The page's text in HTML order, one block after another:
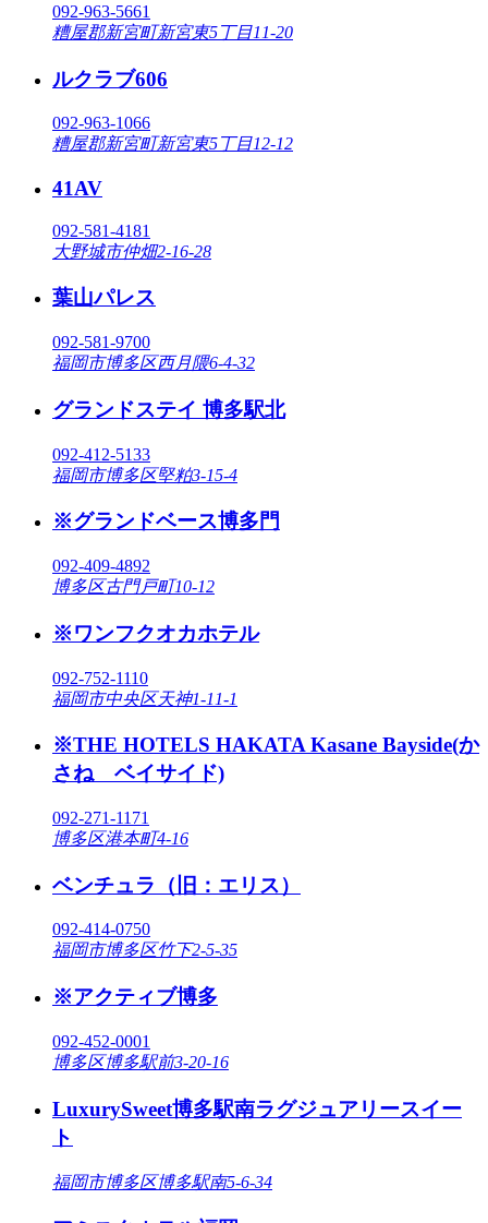
092-963-5661
糟屋郡新宮町新宮東5丁目11-20
ルクラブ606
092-963-1066
糟屋郡新宮町新宮東5丁目12-12
41AV
092-581-4181
大野城市仲畑2-16-28
葉山パレス
092-581-9700
福岡市博多区西月隈6-4-32
グランドステイ 博多駅北
092-412-5133
福岡市博多区堅粕3-15-4
※グランドベース博多門
092-409-4892
博多区古門戸町10-12
※ワンフクオカホテル
092-752-1110
福岡市中央区天神1-11-1
※THE HOTELS HAKATA Kasane Bayside(か
さね ベイサイド)
092-271-1171
博多区港本町4-16
ベンチュラ（旧：エリス）
092-414-0750
福岡市博多区竹下2-5-35
※アクティブ博多
092-452-0001
博多区博多駅前3-20-16
LuxurySweet博多駅南ラグジュアリースイー
ト
福岡市博多区博多駅南5-6-34